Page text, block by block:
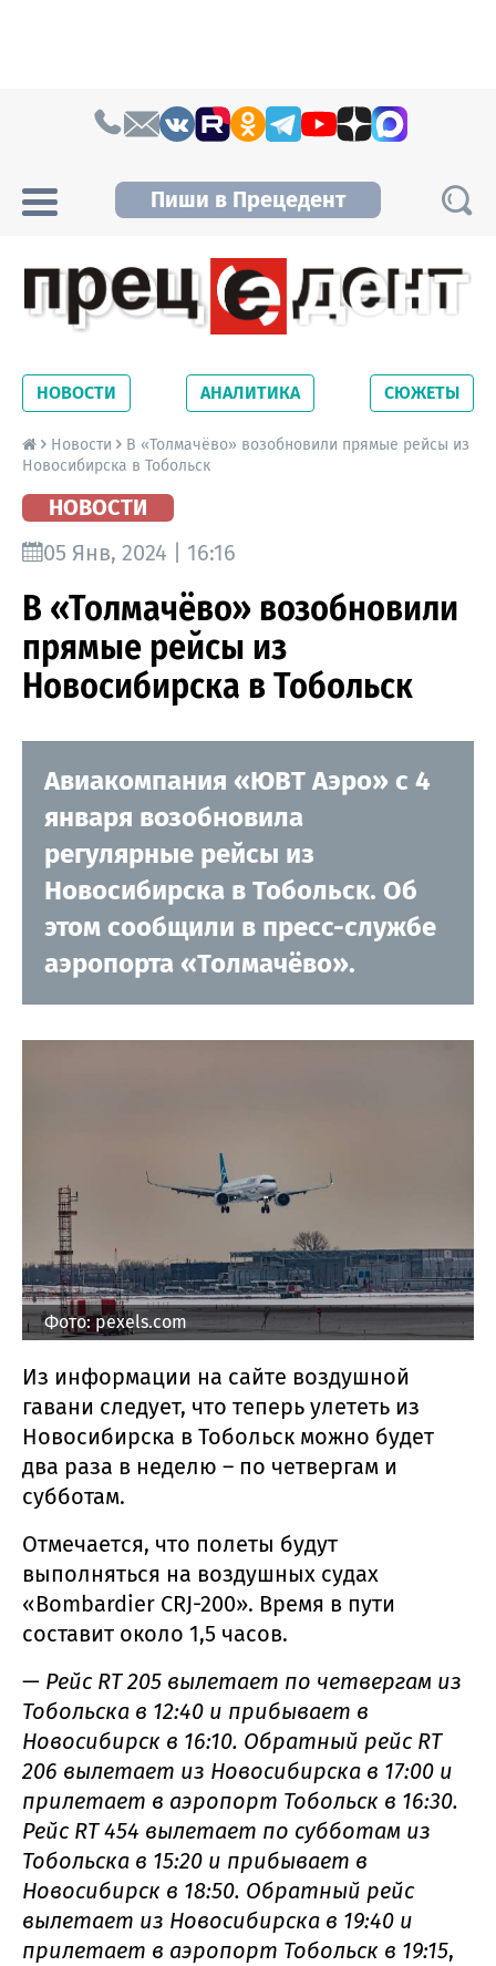
Пиши в Прецедент
Новосибирской области. Читайте свежие
новости на сайте сетевого издания
Precedent.
НОВОСТИ АНАЛИТИКА СЮЖЕТЫ
Новости
В «Толмачёво» возобновили прямые рейсы из
Новосибирска в Тобольск
НОВОСТИ
05 Янв, 2024 | 16:16
В «Толмачёво» возобновили
прямые рейсы из
Новосибирска в Тобольск
Авиакомпания «ЮВТ Аэро» с 4
января возобновила
регулярные рейсы из
Новосибирска в Тобольск. Об
этом сообщили в пресс-службе
аэропорта «Толмачёво».
Фото: pexels.com
Из информации на сайте воздушной
гавани следует, что теперь улететь из
Новосибирска в Тобольск можно будет
два раза в неделю – по четвергам и
субботам.
Отмечается, что полеты будут
выполняться на воздушных судах
«Bombardier CRJ-200». Время в пути
составит около 1,5 часов.
— Рейс RT 205 вылетает по четвергам из
Тобольска в 12:40 и прибывает в
Новосибирск в 16:10. Обратный рейс RT
206 вылетает из Новосибирска в 17:00 и
прилетает в аэропорт Тобольск в 16:30.
Рейс RT 454 вылетает по субботам из
Тобольска в 15:20 и прибывает в
Новосибирск в 18:50. Обратный рейс
вылетает из Новосибирска в 19:40 и
прилетает в аэропорт Тобольск в 19:15,